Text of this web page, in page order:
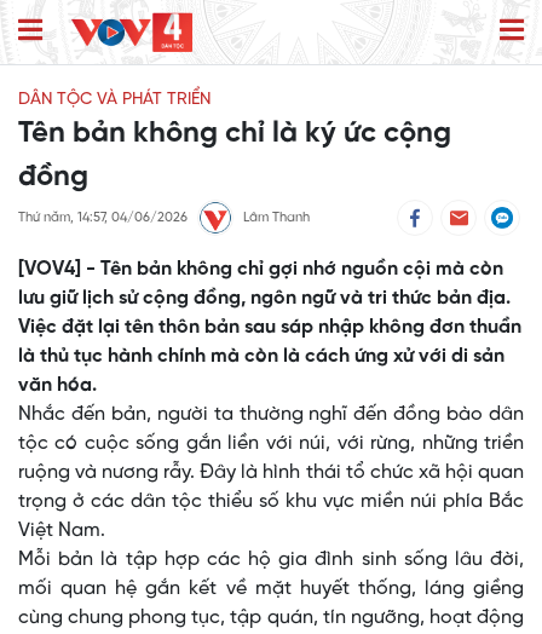
DÂN TỘC VÀ PHÁT TRIỂN
Tên bản không chỉ là ký ức cộng
đồng
Thứ năm, 14:57, 04/06/2026 Lâm Thanh
[VOV4] - Tên bản không chỉ gợi nhớ nguồn cội mà còn
lưu giữ lịch sử cộng đồng, ngôn ngữ và tri thức bản địa.
Việc đặt lại tên thôn bản sau sáp nhập không đơn thuần
là thủ tục hành chính mà còn là cách ứng xử với di sản
văn hóa.
Nhắc đến bản, người ta thường nghĩ đến đồng bào dân
tộc có cuộc sống gắn liền với núi, với rừng, những triền
ruộng và nương rẫy. Đây là hình thái tổ chức xã hội quan
trọng ở các dân tộc thiểu số khu vực miền núi phía Bắc
Việt Nam.
Mỗi bản là tập hợp các hộ gia đình sinh sống lâu đời,
mối quan hệ gắn kết về mặt huyết thống, láng giềng
cùng chung phong tục, tập quán, tín ngưỡng, hoạt động